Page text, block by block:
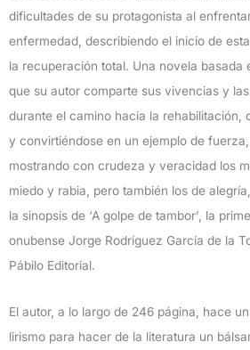
dificultades de su protagonista al
enfermedad, describiendo el inicio de
la recuperación total. Una novela basada
que su autor comparte sus vivencias y
durante el camino hacia la rehabilitación,
y convirtiéndose en un ejemplo de
mostrando con crudeza y veracidad los
miedo y rabia, pero también los de
la sinopsis de ‘A golpe de tambor’, la
onubense Jorge Rodríguez García de la
Pábilo Editorial.
El autor, a lo largo de 246 página, hace
lirismo para hacer de la literatura un